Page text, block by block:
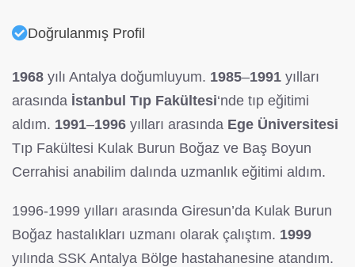
Doğrulanmış Profil
1968 yılı Antalya doğumluyum. 1985–1991 yılları
arasında İstanbul Tıp Fakültesi‘nde tıp eğitimi
aldım. 1991–1996 yılları arasında Ege Üniversitesi
Tıp Fakültesi Kulak Burun Boğaz ve Baş Boyun
Cerrahisi anabilim dalında uzmanlık eğitimi aldım.
1996-1999 yılları arasında Giresun’da Kulak Burun
Boğaz hastalıkları uzmanı olarak çalıştım. 1999
yılında SSK Antalya Bölge hastahanesine atandım.